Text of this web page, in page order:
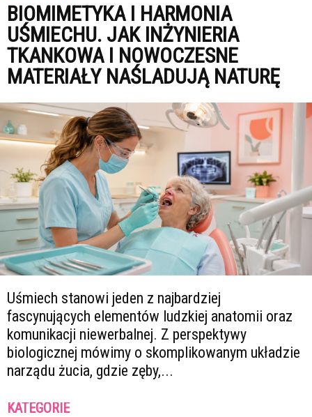
BIOMIMETYKA I HARMONIA
UŚMIECHU. JAK INŻYNIERIA
TKANKOWA I NOWOCZESNE
MATERIAŁY NAŚLADUJĄ NATURĘ
Uśmiech stanowi jeden z najbardziej
fascynujących elementów ludzkiej anatomii oraz
komunikacji niewerbalnej. Z perspektywy
biologicznej mówimy o skomplikowanym układzie
narządu żucia, gdzie zęby,...
KATEGORIE